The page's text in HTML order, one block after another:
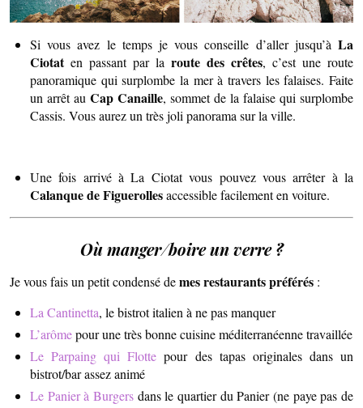
Si vous avez le temps je vous conseille d’aller jusqu’à La
Ciotaten passant par la route des crêtes, c’est une route
panoramique qui surplombe la mer à travers les falaises. Faite
un arrêt au Cap Canaille, sommet de la falaise qui surplombe
Cassis. Vous aurez un très joli panorama sur la ville.
Une fois arrivé à La Ciotat vous pouvez vous arrêter à la
Calanque de Figuerollesaccessible facilement en voiture.
Où manger/boire un verre ?
Je vous fais un petit condensé demes restaurants préférés :
La Cantinetta, le bistrot italien à ne pas manquer
L’arômepour une très bonne cuisine méditerranéenne travaillée
Le Parpaing qui Flotte pour des tapas originales dans un
bistrot/bar assez animé
Le Panier à Burgers dans le quartier du Panier (ne paye pas de